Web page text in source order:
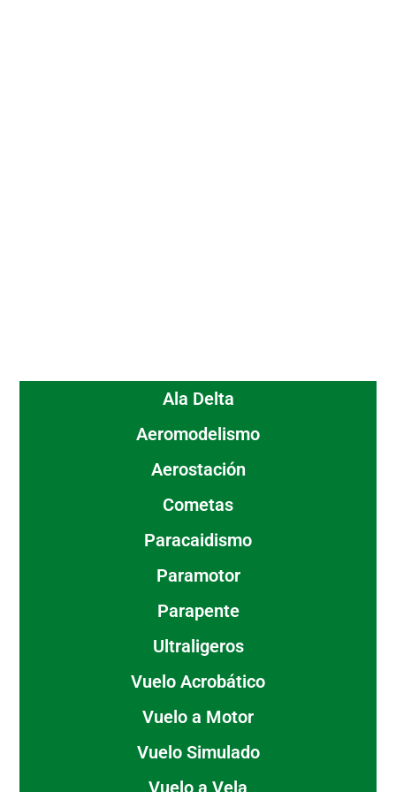
Ala Delta
Aeromodelismo
Aerostación
Cometas
Paracaidismo
Paramotor
Parapente
Ultraligeros
Vuelo Acrobático
Vuelo a Motor
Vuelo Simulado
Vuelo a Vela